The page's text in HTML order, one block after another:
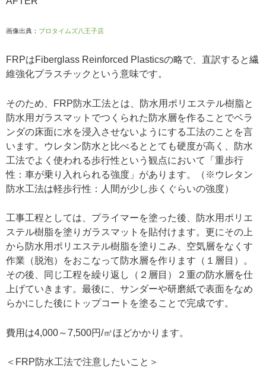
画像出典： プロタイムズ八王子店
FRPはFiberglass Reinforced Plasticsの略で、直訳すると繊
維強化プラスチックという意味です。
そのため、FRP防水工法とは、防水用ポリエステル樹脂と
防水用ガラスマットでつくられた防水層を作ることでベラ
ンダの床面に水を浸入させないようにする工法のことを言
います。ウレタン防水と比べるととても硬度が高く、防水
工法でよく使われる歩行性という観点において「重歩行
性：車が乗り入れられる強度」があります。（※ウレタン
防水工法は軽歩行性：人間が少し歩くぐらいの強度）
工事工程としては、プライマーを塗った後、防水用ポリエ
ステル樹脂を塗りガラスマットを貼付けます。更にその上
から防水用ポリエステル樹脂を塗りこみ、空気層をなくす
作業（脱泡）をおこなって防水層を作ります（１層目）。
その後、同じ工程を繰り返し（２層目）２重の防水層を仕
上げていきます。最後に、サンダーや研磨紙で表面をなめ
らかにした後にトップコートを塗ることで完成です。
費用は4,000～7,500円/㎡ほどかかります。
＜FRP防水工法で注意したいこと＞